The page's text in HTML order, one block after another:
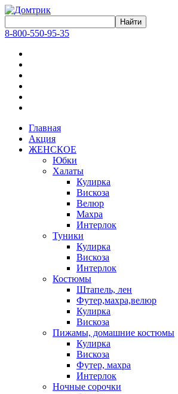
8-800-550-95-35
Главная
Акция
ЖЕНСКОЕ
Юбки
Халаты
Кулирка
Вискоза
Велюр
Махра
Интерлок
Туники
Кулирка
Вискоза
Интерлок
Костюмы
Штапель, лен
Футер,махра,велюр
Кулирка
Вискоза
Пижамы, домашние костюмы
Кулирка
Вискоза
Футер, махра
Интерлок
Ночные сорочки